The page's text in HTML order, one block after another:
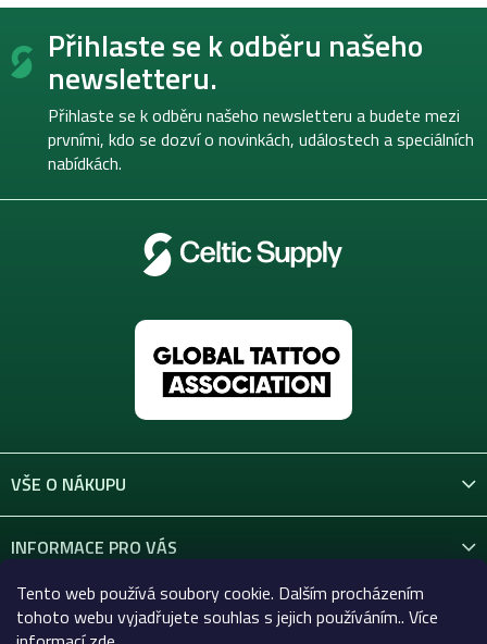
Tento web používá soubory cookie. Dalším procházením
tohoto webu vyjadřujete souhlas s jejich používáním.. Více
Z
Přihlaste se k odběru našeho
newsletteru.
Přihlaste se k odběru našeho newsletteru a budete mezi
prvními, kdo se dozví o novinkách, událostech a speciálních
nabídkách.
VŠE O NÁKUPU
INFORMACE PRO VÁS
KONTAKT